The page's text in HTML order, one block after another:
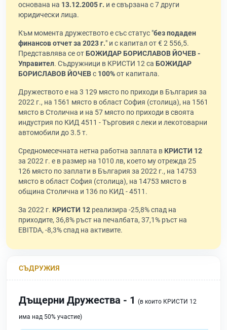
основана на 13.12.2005 г. и е свързана с 7 други
юридически лица.
Към момента дружеството е със статус "без подаден
финансов отчет за 2023 г." и с капитал от € 2 556,5.
Представлява се отБОЖИДАР БОРИСЛАВОВ ЙОЧЕВ -
Управител. Съдружници в КРИСТИ 12 са БОЖИДАР
БОРИСЛАВОВ ЙОЧЕВс 100%от капитала.
Дружеството е на 3 129 място по приходи в България за
2022 г., на 1561 място в област София (столица), на 1561
място в Столична и на 57 място по приходи в своята
индустрия по КИД 4511 - Търговия с леки и лекотоварни
автомобили до 3.5 т.
Средномесечната нетна работна заплата в КРИСТИ 12
за 2022 г. е в размер на 1010 лв, което му отрежда 25
126 място по заплати в България за 2022 г., на 14753
място в област София (столица), на 14753 място в
община Столична и 136 по КИД - 4511.
За 2022 г. КРИСТИ 12 реализира -25,8% спад на
приходите, 36,8% ръст на печалбата, 37,1% ръст на
EBITDA, -8,3% спад на активите.
СЪДРУЖИЯ
Дъщерни Дружества - 1 (в които КРИСТИ 12
има над 50% участие)